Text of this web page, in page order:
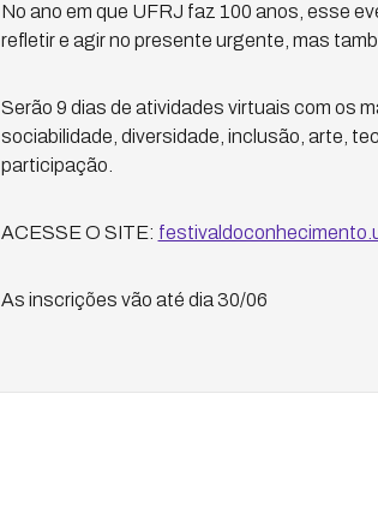
No ano em que UFRJ faz 100 anos, esse
refletir e agir no presente urgente, mas
Serão 9 dias de atividades virtuais com os
sociabilidade, diversidade, inclusão, arte,
participação.
ACESSE O SITE:
As inscrições vão até dia 30/06